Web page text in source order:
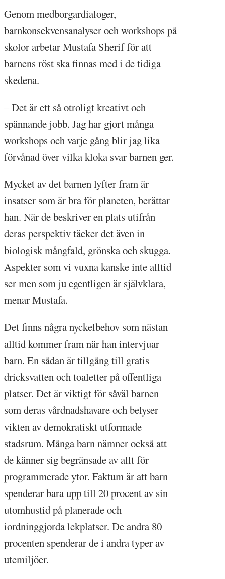
Genom medborgardialoger,
barnkonsekvensanalyser och workshops på
skolor arbetar Mustafa Sherif för att
barnens röst ska finnas med i de tidiga
skedena.
– Det är ett så otroligt kreativt och
spännande jobb. Jag har gjort många
workshops och varje gång blir jag lika
förvånad över vilka kloka svar barnen ger.
Mycket av det barnen lyfter fram är
insatser som är bra för planeten, berättar
han. När de beskriver en plats utifrån
deras perspektiv täcker det även in
biologisk mångfald, grönska och skugga.
Aspekter som vi vuxna kanske inte alltid
ser men som ju egentligen är självklara,
menar Mustafa.
Det finns några nyckelbehov som nästan
alltid kommer fram när han intervjuar
barn. En sådan är tillgång till gratis
dricksvatten och toaletter på offentliga
platser. Det är viktigt för såväl barnen
som deras vårdnadshavare och belyser
vikten av demokratiskt utformade
stadsrum. Många barn nämner också att
de känner sig begränsade av allt för
programmerade ytor. Faktum är att barn
spenderar bara upp till 20 procent av sin
utomhustid på planerade och
iordninggjorda lekplatser. De andra 80
procenten spenderar de i andra typer av
utemiljöer.